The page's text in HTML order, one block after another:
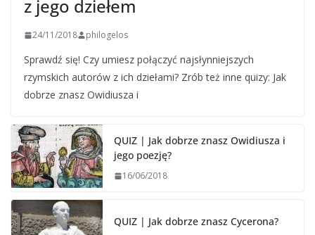
z jego dziełem
24/11/2018 philogelos
Sprawdź się! Czy umiesz połączyć najsłynniejszych
rzymskich autorów z ich dziełami? Zrób też inne quizy: Jak
dobrze znasz Owidiusza i
QUIZ | Jak dobrze znasz Owidiusza i
jego poezję?
16/06/2018
QUIZ | Jak dobrze znasz Cycerona?